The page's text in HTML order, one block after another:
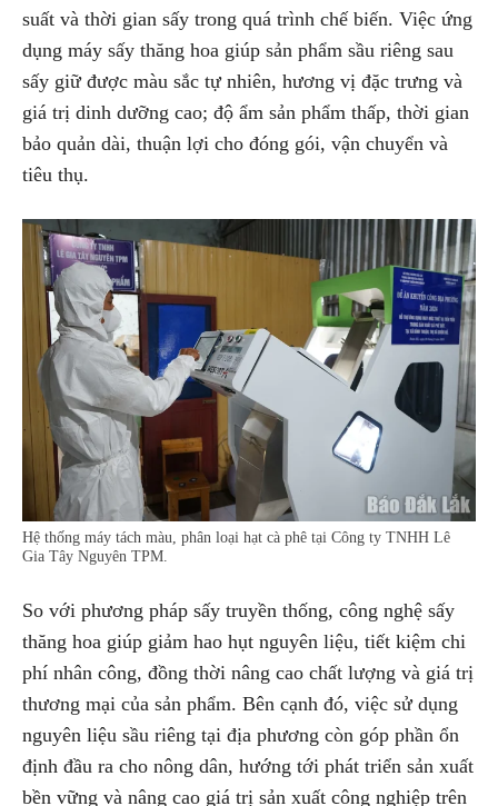
suất và thời gian sấy trong quá trình chế biến. Việc ứng
dụng máy sấy thăng hoa giúp sản phẩm sầu riêng sau
sấy giữ được màu sắc tự nhiên, hương vị đặc trưng và
giá trị dinh dưỡng cao; độ ẩm sản phẩm thấp, thời gian
bảo quản dài, thuận lợi cho đóng gói, vận chuyển và
tiêu thụ.
Hệ thống máy tách màu, phân loại hạt cà phê tại Công ty TNHH Lê
Gia Tây Nguyên TPM.
So với phương pháp sấy truyền thống, công nghệ sấy
thăng hoa giúp giảm hao hụt nguyên liệu, tiết kiệm chi
phí nhân công, đồng thời nâng cao chất lượng và giá trị
thương mại của sản phẩm. Bên cạnh đó, việc sử dụng
nguyên liệu sầu riêng tại địa phương còn góp phần ổn
định đầu ra cho nông dân, hướng tới phát triển sản xuất
bền vững và nâng cao giá trị sản xuất công nghiệp trên